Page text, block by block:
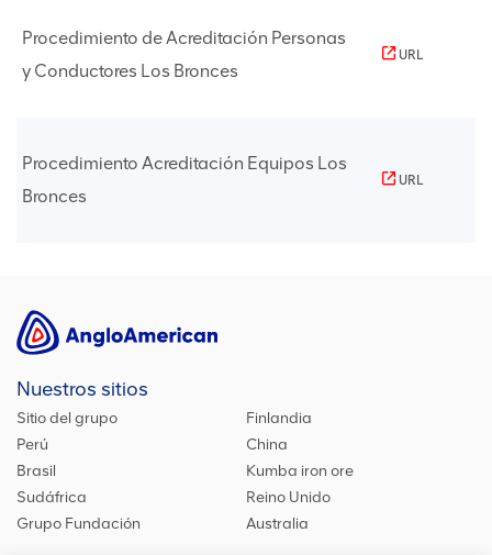
Procedimiento de Acreditación Personas
y Conductores Los Bronces
URL
Procedimiento Acreditación Equipos Los
Bronces
URL
Nuestros sitios
Sitio del grupo
Finlandia
Perú
China
Brasil
Kumba iron ore
Sudáfrica
Reino Unido
Grupo Fundación
Australia